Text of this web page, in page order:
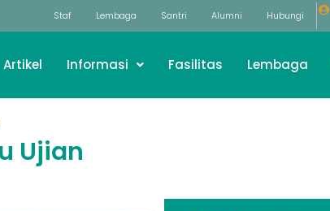
Staf Lembaga Santri Alumni Hubungi
Artikel Informasi Fasilitas Lembaga
Ujian